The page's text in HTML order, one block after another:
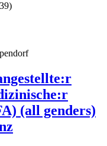
)
(all genders)